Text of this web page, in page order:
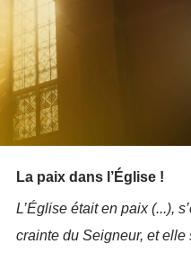
La paix dans l’Église !
L’Église était en paix (...),
crainte du Seigneur, et elle